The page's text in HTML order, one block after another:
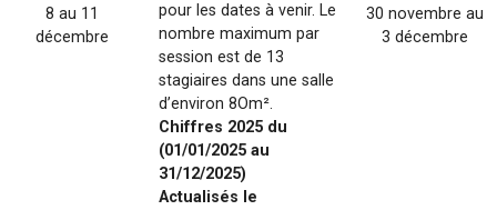
8 au 11
décembre
pour les dates à venir. Le
nombre maximum par
session est de 13
stagiaires dans une salle
d’environ 8Om².
Chiffres 2025 du
(01/01/2025 au
31/12/2025)
Actualisés le
30 novembre au
3 décembre